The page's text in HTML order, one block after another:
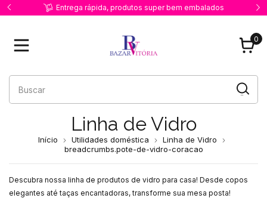
Entrega rápida, produtos super bem embalados
0
Linha de Vidro
Início Utilidades doméstica
Linha de Vidro
breadcrumbs.pote-de-vidro-coracao
Descubra nossa linha de produtos de vidro para casa! Desde copos
elegantes até taças encantadoras, transforme sua mesa posta!